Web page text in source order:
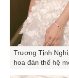
Trương Tịnh
hoa đán thế hệ